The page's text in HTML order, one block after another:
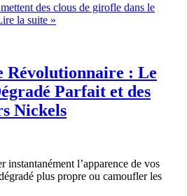
des clous de girofle dans le
la suite »
Révolutionnaire : Le
Parfait et des
Nickels
instantanément l’apparence de vos
plus propre ou camoufler les